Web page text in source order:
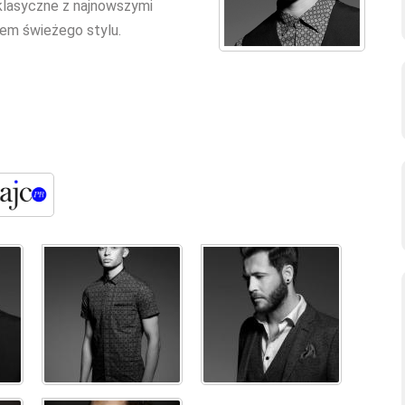
z najnowszymi
świeżego stylu.